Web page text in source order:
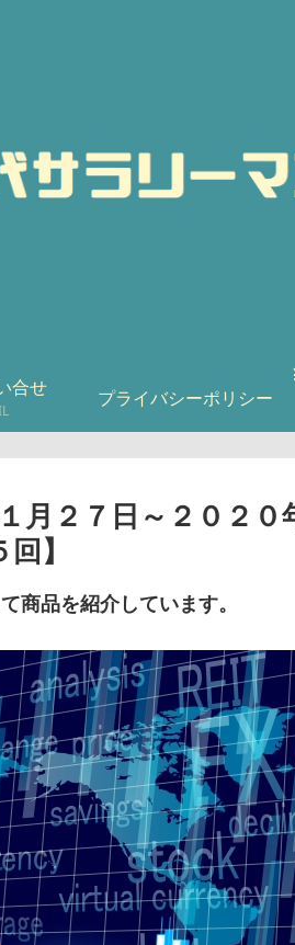
合せ
プライバシーポリシー
月２７日～２０２０
】
商品を紹介しています。